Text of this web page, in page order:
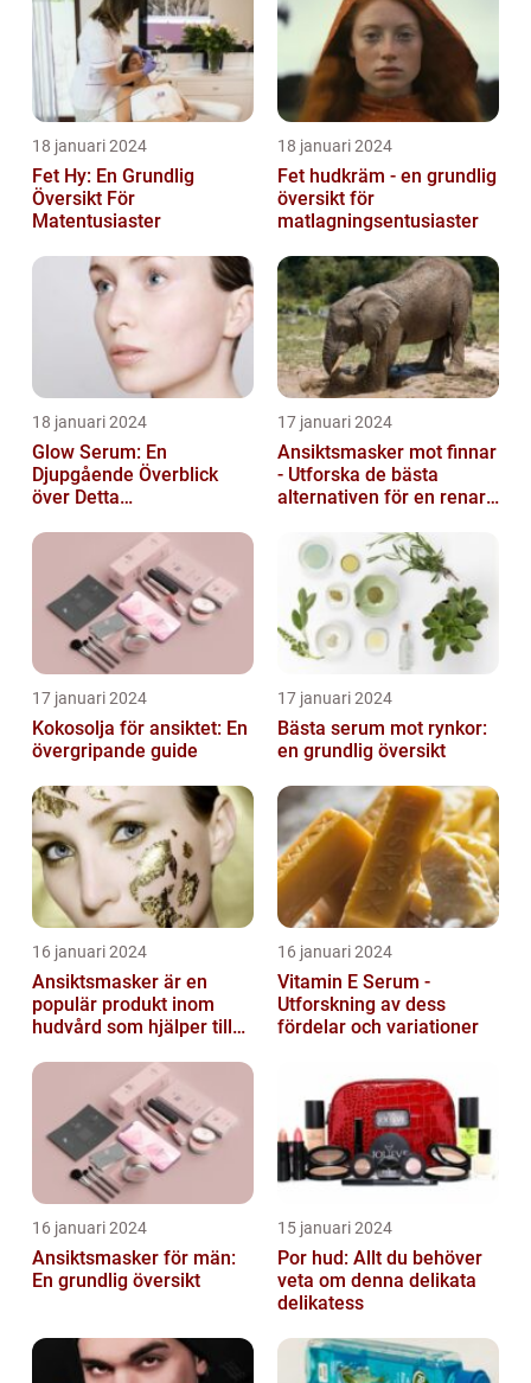
18 januari 2024
Fet Hy: En Grundlig
Översikt För
Matentusiaster
18 januari 2024
Fet hudkräm - en grundlig
översikt för
matlagningsentusiaster
18 januari 2024
Glow Serum: En
Djupgående Överblick
över Detta
17 januari 2024
Ansiktsmasker mot finnar
- Utforska de bästa
alternativen för en renare
17 januari 2024
Kokosolja för ansiktet: En
övergripande guide
17 januari 2024
Bästa serum mot rynkor:
en grundlig översikt
16 januari 2024
Ansiktsmasker är en
populär produkt inom
hudvård som hjälper till
näring åt hud...
16 januari 2024
Vitamin E Serum -
Utforskning av dess
fördelar och variationer
16 januari 2024
Ansiktsmasker för män:
En grundlig översikt
15 januari 2024
Por hud: Allt du behöver
veta om denna delikata
delikatess